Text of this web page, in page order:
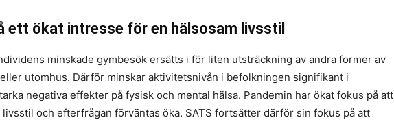
ett ökat intresse för en hälsosam livsstil
minskade gymbesök ersätts i för liten utsträckning av andra former av
utomhus. Därför minskar aktivitetsnivån i befolkningen signifikant i
negativa effekter på fysisk och mental hälsa. Pandemin har ökat fokus på att
livsstil och efterfrågan förväntas öka. SATS fortsätter därför sin fokus på att